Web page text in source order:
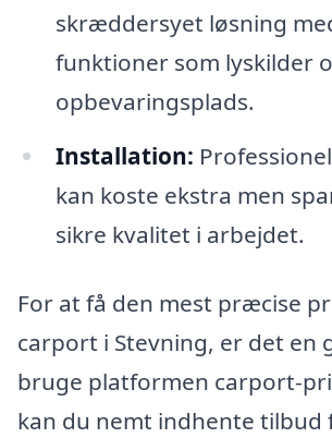
skræddersyet løsning
funktioner som lyskilder
opbevaringsplads.
Installation:
kan koste ekstra men
sikre kvalitet i arbejdet.
For at få den mest præcise
carport i Stevning, er det en
bruge platformen carport-
kan du nemt indhente tilbud